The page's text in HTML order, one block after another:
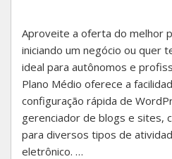
Aproveite a oferta do melhor
iniciando um negócio ou quer
ideal para autônomos e
Plano Médio oferece a
configuração rápida de
gerenciador de blogs e sites,
para diversos tipos de
eletrônico. …